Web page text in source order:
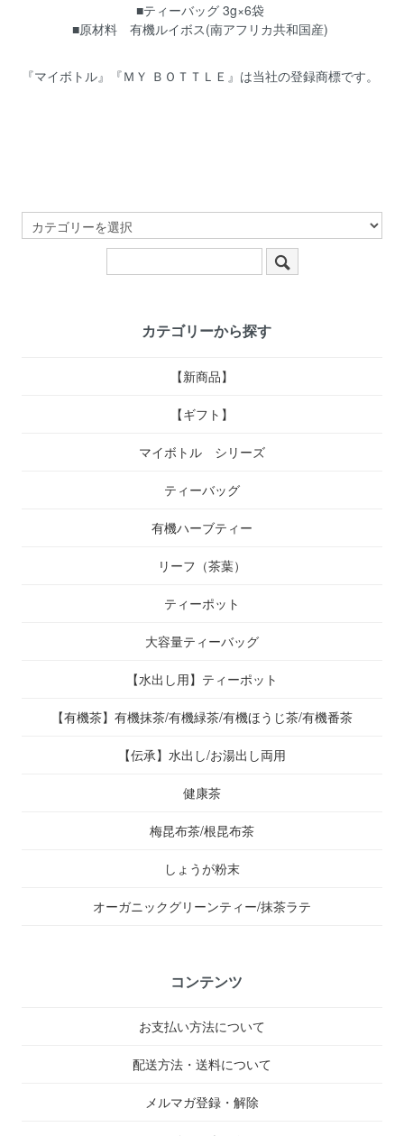
■ティーバッグ 3g×6袋
■原材料 有機ルイボス(南アフリカ共和国産)
『マイボトル』『ＭＹ ＢＯＴＴＬＥ』は当社の登録商標です。
カテゴリーから探す
【新商品】
【ギフト】
マイボトル シリーズ
ティーバッグ
有機ハーブティー
リーフ（茶葉）
ティーポット
大容量ティーバッグ
【水出し用】ティーポット
【有機茶】有機抹茶/有機緑茶/有機ほうじ茶/有機番茶
【伝承】水出し/お湯出し両用
健康茶
梅昆布茶/根昆布茶
しょうが粉末
オーガニックグリーンティー/抹茶ラテ
コンテンツ
お支払い方法について
配送方法・送料について
メルマガ登録・解除